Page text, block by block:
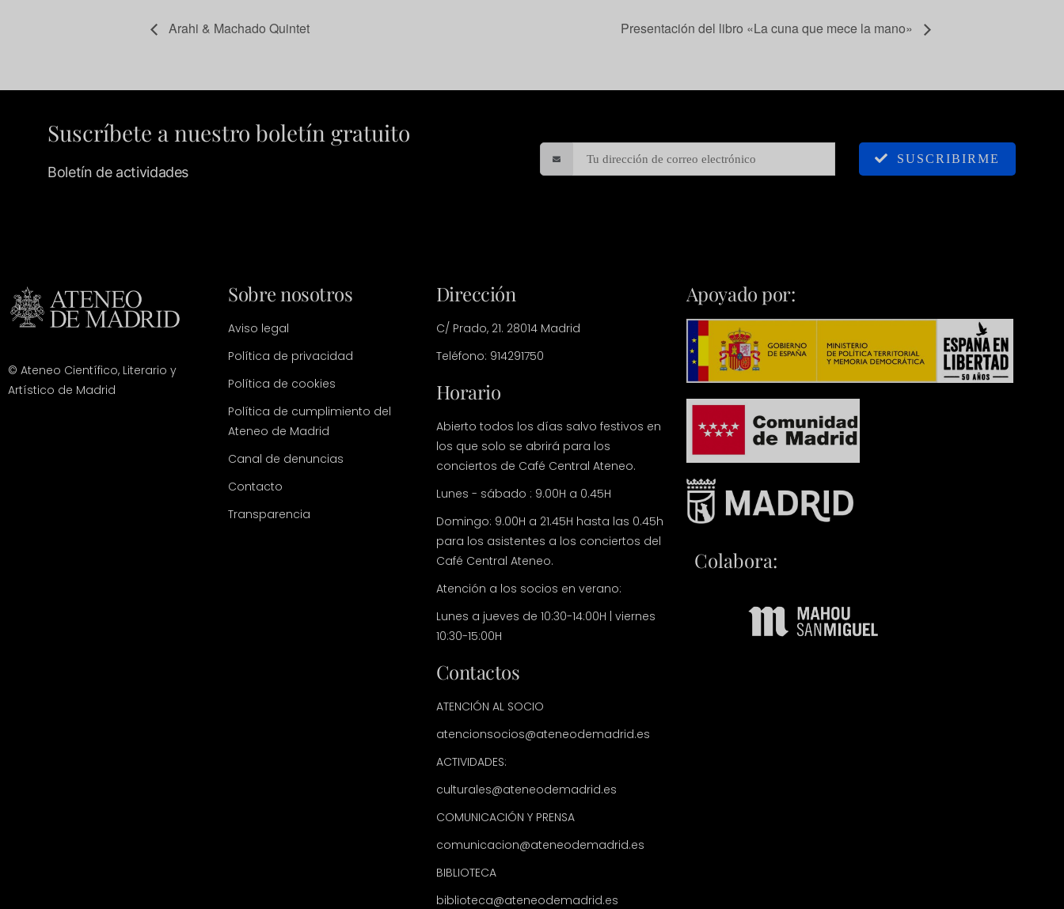
Arahi & Machado Quintet Presentación del libro «La cuna que mece la mano»
Suscríbete a nuestro boletín gratuito
Boletín de actividades
SUSCRIBIRME
© Ateneo Científico, Literario y
Artístico de Madrid
Sobre nosotros
Aviso legal
Política de privacidad
Política de cookies
Política de cumplimiento del
Ateneo de Madrid
Canal de denuncias
Contacto
Transparencia
Dirección
C/ Prado, 21. 28014 Madrid
Teléfono: 914291750
Horario
Abierto todos los días salvo festivos en
los que solo se abrirá para los
conciertos de Café Central Ateneo.
Lunes - sábado : 9.00H a 0.45H
Domingo: 9.00H a 21.45H hasta las 0.45h
para los asistentes a los conciertos del
Café Central Ateneo.
Atención a los socios en verano:
Lunes a jueves de 10:30-14:00H | viernes
10:30-15:00H
Contactos
ATENCIÓN AL SOCIO
atencionsocios@ateneodemadrid.es
ACTIVIDADES:
culturales@ateneodemadrid.es
COMUNICACIÓN Y PRENSA
comunicacion@ateneodemadrid.es
BIBLIOTECA
biblioteca@ateneodemadrid.es
Apoyado por:
Colabora: